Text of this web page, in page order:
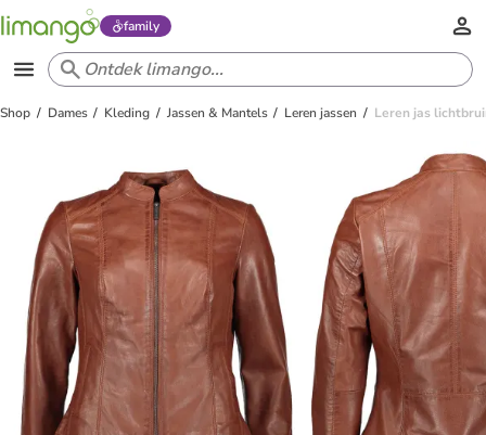
family
Shop Dames Kleding Jassen & Mantels Leren jassen Leren jas